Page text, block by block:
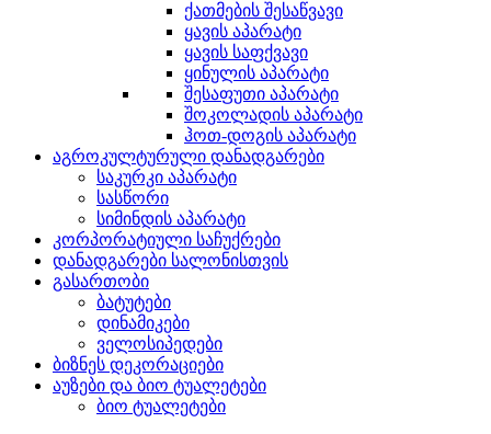
ქათმების შესაწვავი
ყავის აპარატი
ყავის საფქვავი
ყინულის აპარატი
შესაფუთი აპარატი
შოკოლადის აპარატი
ჰოთ-დოგის აპარატი
აგროკულტურული დანადგარები
საკურკი აპარატი
სასწორი
სიმინდის აპარატი
კორპორატიული საჩუქრები
დანადგარები სალონისთვის
გასართობი
ბატუტები
დინამიკები
ველოსიპედები
ბიზნეს დეკორაციები
აუზები და ბიო ტუალეტები
ბიო ტუალეტები